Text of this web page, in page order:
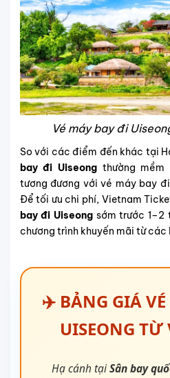
Vé máy bay đi
So với các điểm đến khác tại
bay đi Uiseongthường mềm
tương đương với vé máy bay
Để tối ưu chi phí, Vietnam
bay đi Uiseongsớm trước 1–2
chương trình khuyến mãi từ các
✈️ BẢNG GIÁ
UISEONG
Hạ cánh tạiSân bay